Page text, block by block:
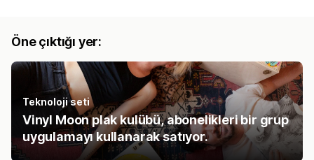
Öne çıktığı yer:
Teknoloji seti
Vinyl Moon plak kulübü, abonelikleri bir grup
uygulamayı kullanarak satıyor.